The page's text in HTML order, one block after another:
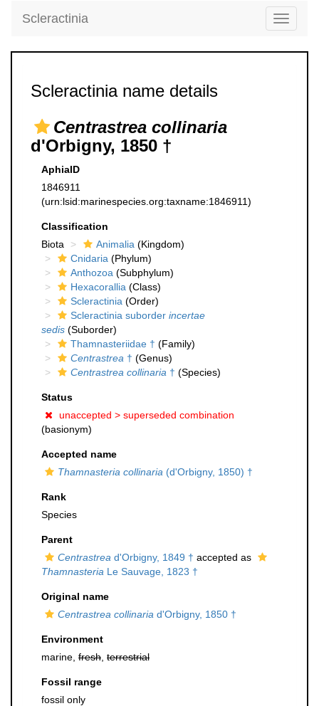
Toggle
Scleractinia
Scleractinia name details
Centrastrea collinaria
d'Orbigny, 1850 †
AphiaID
1846911
(urn:lsid:marinespecies.org:taxname:1846911)
Classification
Biota
Animalia (Kingdom)
Cnidaria (Phylum)
Anthozoa (Subphylum)
Hexacorallia (Class)
Scleractinia (Order)
Scleractinia suborder incertae
sedis (Suborder)
Thamnasteriidae † (Family)
Centrastrea † (Genus)
Centrastrea collinaria † (Species)
Status
unaccepted > superseded combination
(basionym)
Accepted name
Thamnasteria collinaria (d'Orbigny, 1850) †
Rank
Species
Parent
Centrastrea d'Orbigny, 1849 † accepted as
Thamnasteria Le Sauvage, 1823 †
Original name
Centrastrea collinaria d'Orbigny, 1850 †
Environment
marine, fresh terrestrial
Fossil range
fossil only